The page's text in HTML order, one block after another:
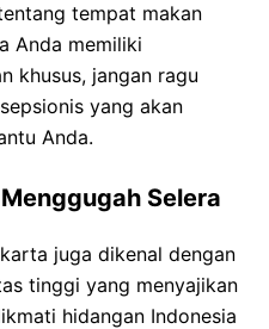
tempat makan
Anda memiliki
khusus, jangan ragu
yang akan
Anda.
Selera
juga dikenal dengan
tinggi yang menyajikan
hidangan Indonesia